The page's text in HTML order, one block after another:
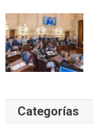
Categorías